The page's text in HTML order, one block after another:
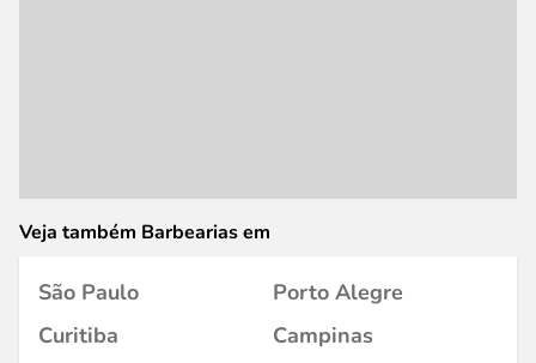
Veja também Barbearias em
São Paulo
Porto Alegre
Curitiba
Campinas